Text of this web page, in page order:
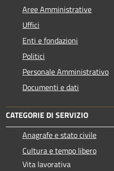
Aree Amministrative
Uffici
Enti e fondazioni
Politici
Personale Amministrativo
Documenti e dati
CATEGORIE DI SERVIZIO
Anagrafe e stato civile
Cultura e tempo libero
Vita lavorativa